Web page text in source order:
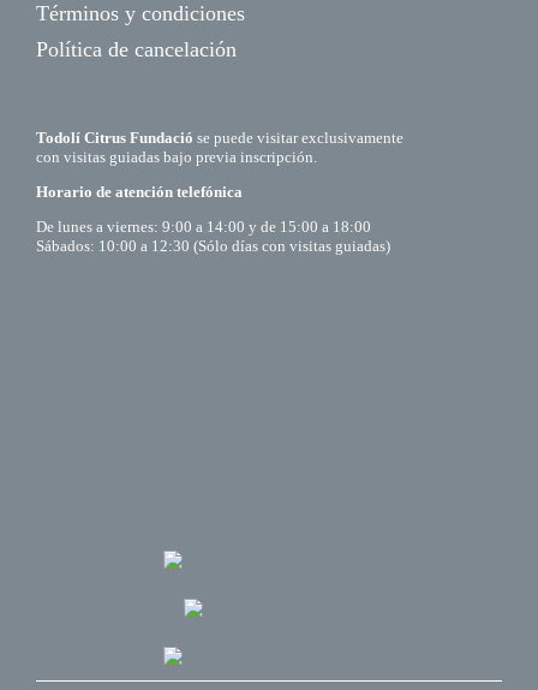
Términos y condiciones
Política de cancelación
Todolí Citrus Fundació se puede visitar exclusivamente
con visitas guiadas bajo previa inscripción.
Horario de atención telefónica
De lunes a viernes: 9:00 a 14:00 y de 15:00 a 18:00
Sábados: 10:00 a 12:30 (Sólo días con visitas guiadas)